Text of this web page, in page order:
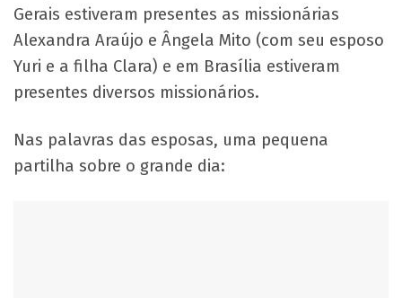
Gerais estiveram presentes as missionárias
Alexandra Araújo e Ângela Mito (com seu esposo
Yuri e a filha Clara) e em Brasília estiveram
presentes diversos missionários.
Nas palavras das esposas, uma pequena
partilha sobre o grande dia: